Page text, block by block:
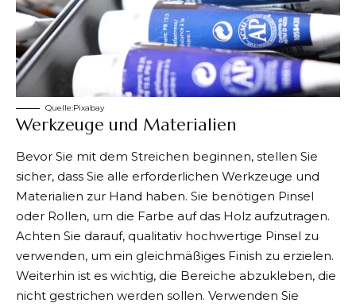
Quelle:Pixabay
Werkzeuge und Materialien
Bevor Sie mit dem Streichen beginnen, stellen Sie
sicher, dass Sie alle erforderlichen Werkzeuge und
Materialien zur Hand haben. Sie benötigen Pinsel
oder Rollen, um die Farbe auf das Holz aufzutragen.
Achten Sie darauf, qualitativ hochwertige Pinsel zu
verwenden, um ein gleichmäßiges Finish zu erzielen.
Weiterhin ist es wichtig, die Bereiche abzukleben, die
nicht gestrichen werden sollen. Verwenden Sie